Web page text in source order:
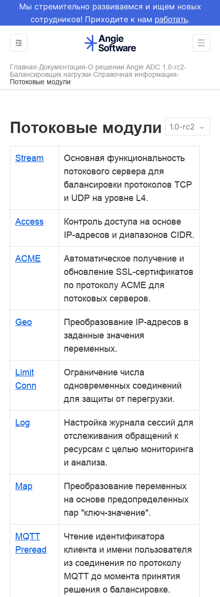
Мы стремительно развиваемся и ищем новых
сотрудников! Приходите к нам работать.
Главная Документация О решении Angie ADC 1.0-rc2
Балансировщик нагрузки Справочная информация
Потоковые модули
1.0-rc2
Потоковые модули
Stream
Основная функциональность
потокового сервера для
балансировки протоколов TCP
и UDP на уровне L4.
Access
Контроль доступа на основе
IP-адресов и диапазонов CIDR.
ACME
Автоматическое получение и
обновление SSL-сертификатов
по протоколу ACME для
потоковых серверов.
Geo
Преобразование IP-адресов в
заданные значения
переменных.
Limit
Conn
Ограничение числа
одновременных соединений
для защиты от перегрузки.
Log
Настройка журнала сессий для
отслеживания обращений к
ресурсам с целью мониторинга
и анализа.
Map
Преобразование переменных
на основе предопределенных
пар "ключ-значение".
MQTT
Preread
Чтение идентификатора
клиента и имени пользователя
из соединения по протоколу
MQTT до момента принятия
решения о балансировке.